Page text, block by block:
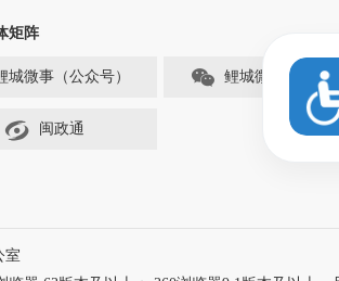
矩阵
城微事（公众号） 鲤城微事（视频
闽政通
室